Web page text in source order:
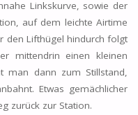
Linkskurve, sowie der
auf dem leichte Airtime
den Lifthügel hindurch folgt
mittendrin einen kleinen
man dann zum Stillstand,
Etwas gemächlicher
zurück zur Station.